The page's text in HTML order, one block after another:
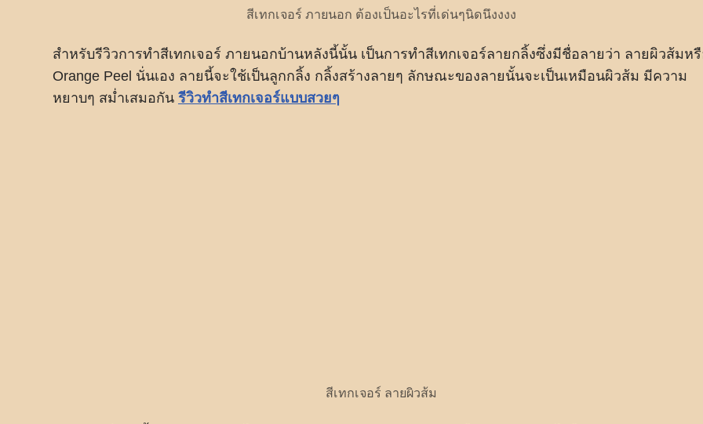
สีเทกเจอร์ ภายนอก ต้องเป็นอะไรที่เด่นๆนิดนึงงงง
สำหรับรีวิวการทำสีเทกเจอร์ ภายนอกบ้านหลังนี้นั้น เป็นการทำสีเทกเจอร์ลายกลิ้งซึ่งมีชื่อลายว่า ลายผิวส้มห
Orange Peel นั่นเอง ลายนี้จะใช้เป็นลูกกลิ้ง กลิ้งสร้างลายๆ ลักษณะของลายนั้นจะเป็นเหมือนผิวส้ม มีความ
หยาบๆ สม่ำเสมอกัน รีวิวทำสีเทกเจอร์แบบสวยๆ
สีเทกเจอร์ ลายผิวส้ม